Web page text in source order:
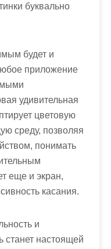
буквально
будет и
приложение
удивительная
цветовую
среду, позволяя
понимать
еще и экран,
касания.
и
станет настоящей